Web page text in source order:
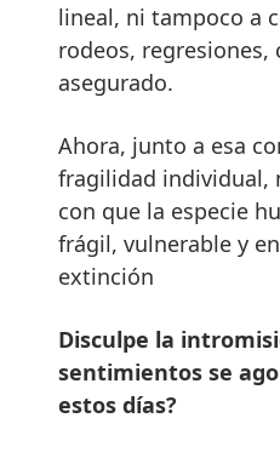
lineal, ni tampoco a
rodeos, regresiones,
asegurado.
Ahora, junto a esa
fragilidad individual,
con que la especie
frágil, vulnerable y
extinción
Disculpe la
sentimientos se
estos días?